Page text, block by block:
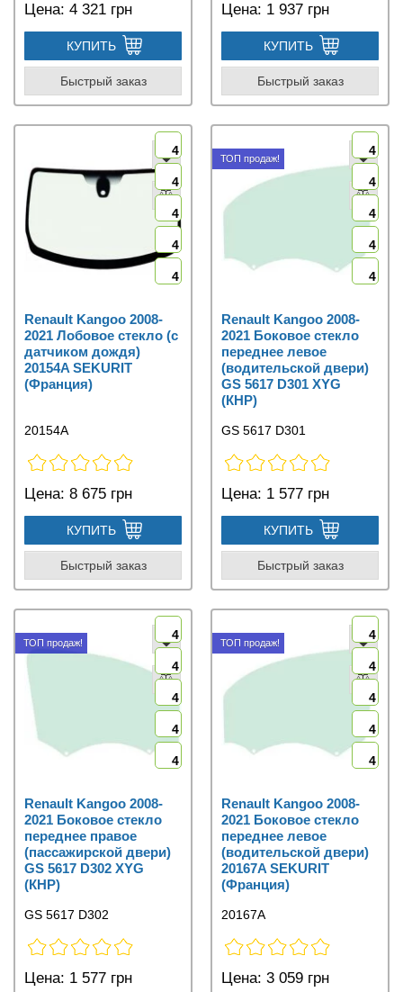
Цена: 4 321 грн
КУПИТЬ
Быстрый заказ
Цена: 1 937 грн
КУПИТЬ
Быстрый заказ
4
4
4
4
4
Renault Kangoo 2008-
2021 Лобовое стекло (с
датчиком дождя)
20154A SEKURIT
(Франция)
20154A
Цена: 8 675 грн
КУПИТЬ
Быстрый заказ
ТОП продаж!
4
4
4
4
4
Renault Kangoo 2008-
2021 Боковое стекло
переднее левое
(водительской двери)
GS 5617 D301 XYG
(КНР)
GS 5617 D301
Цена: 1 577 грн
КУПИТЬ
Быстрый заказ
ТОП продаж!
4
4
4
4
4
Renault Kangoo 2008-
2021 Боковое стекло
переднее правое
(пассажирской двери)
GS 5617 D302 XYG
(КНР)
GS 5617 D302
Цена: 1 577 грн
ТОП продаж!
4
4
4
4
4
Renault Kangoo 2008-
2021 Боковое стекло
переднее левое
(водительской двери)
20167A SEKURIT
(Франция)
20167A
Цена: 3 059 грн